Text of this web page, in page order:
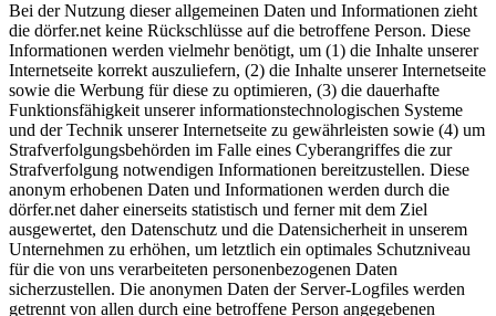
Bei der Nutzung dieser allgemeinen Daten und Informationen zieht
die dörfer.net keine Rückschlüsse auf die betroffene Person. Diese
Informationen werden vielmehr benötigt, um (1) die Inhalte unserer
Internetseite korrekt auszuliefern, (2) die Inhalte unserer Internetseite
sowie die Werbung für diese zu optimieren, (3) die dauerhafte
Funktionsfähigkeit unserer informationstechnologischen Systeme
und der Technik unserer Internetseite zu gewährleisten sowie (4) um
Strafverfolgungsbehörden im Falle eines Cyberangriffes die zur
Strafverfolgung notwendigen Informationen bereitzustellen. Diese
anonym erhobenen Daten und Informationen werden durch die
dörfer.net daher einerseits statistisch und ferner mit dem Ziel
ausgewertet, den Datenschutz und die Datensicherheit in unserem
Unternehmen zu erhöhen, um letztlich ein optimales Schutzniveau
für die von uns verarbeiteten personenbezogenen Daten
sicherzustellen. Die anonymen Daten der Server-Logfiles werden
getrennt von allen durch eine betroffene Person angegebenen